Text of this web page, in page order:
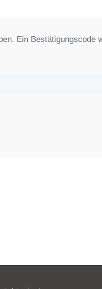
Ein